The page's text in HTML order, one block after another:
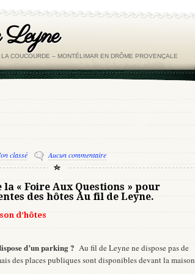
COUCOURDE – MONTÉLIMAR EN DRÔME PROVENÇALE
classé Aucun commentaire
la « Foire Aux Questions » pour
des hôtes Au fil de Leyne.
d’hôtes
d’un parking ? Au fil de Leyne ne dispose pas de
des places publiques sont disponibles devant la maison